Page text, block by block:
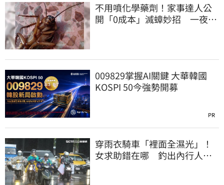
不用噴化學藥劑！家事達人公
開「0成本」滅蟑妙招 一夜輕
009829掌握AI關鍵 大華韓國
KOSPI 50今強勢開募
PR
穿雨衣騎車「裡面全濕光」！
女求助錯在哪 釣出內行人解